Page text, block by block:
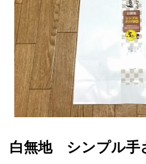
白無地 シンプル